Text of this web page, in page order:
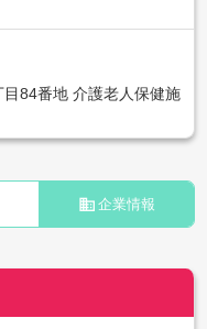
84番地 介護老人保健施
business 企業情報